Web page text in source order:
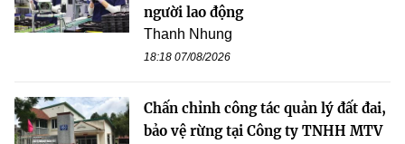
người lao động
Thanh Nhung
18:18 07/08/2026
Chấn chỉnh công tác quản lý đất đai,
bảo vệ rừng tại Công ty TNHH MTV